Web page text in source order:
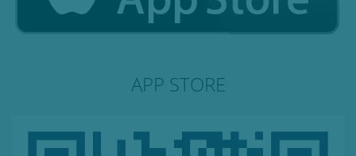
APP STORE